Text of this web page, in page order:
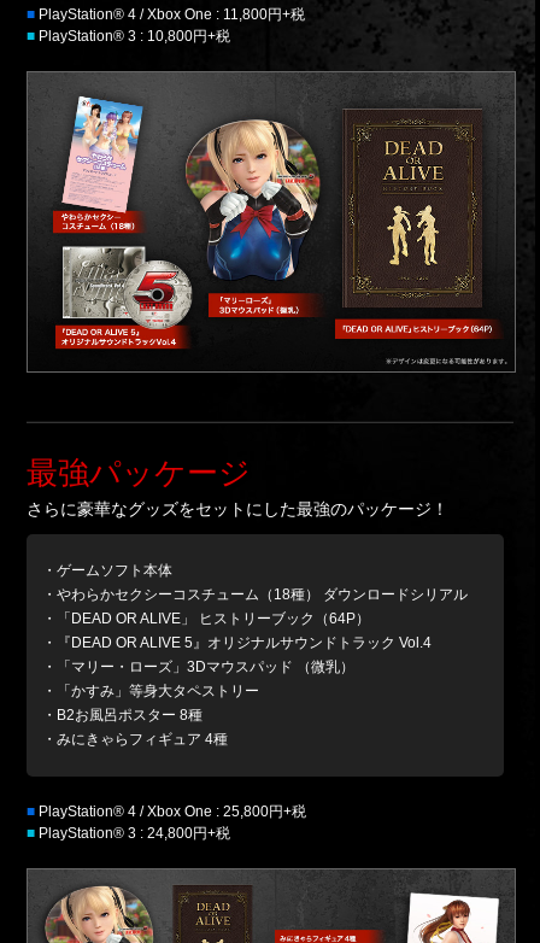
■ PlayStation® 4 / Xbox One : 11,800円+税
■ PlayStation® 3 : 10,800円+税
最強パッケージ
さらに豪華なグッズをセットにした最強のパッケージ！
・ゲームソフト本体
・やわらかセクシーコスチューム（18種） ダウンロードシリアル
・「DEAD OR ALIVE」 ヒストリーブック（64P）
・『DEAD OR ALIVE 5』オリジナルサウンドトラック Vol.4
・「マリー・ローズ」3Dマウスパッド （微乳）
・「かすみ」等身大タペストリー
・B2お風呂ポスター 8種
・みにきゃらフィギュア 4種
■ PlayStation® 4 / Xbox One : 25,800円+税
■ PlayStation® 3 : 24,800円+税